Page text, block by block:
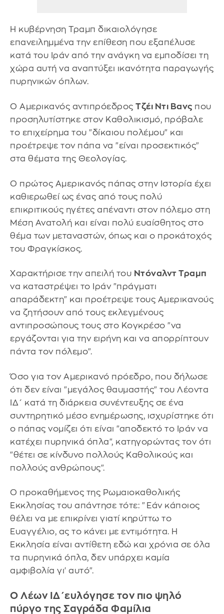
Η κυβέρνηση Τραμπ δικαιολόγησε
επανειλημμένα την επίθεση που εξαπέλυσε
κατά του Ιράν από την ανάγκη να εμποδίσει τη
χώρα αυτή να αναπτύξει ικανότητα παραγωγής
πυρηνικών όπλων.
Ο Αμερικανός αντιπρόεδρος Τζέι Ντι Βανς που
προσηλυτίστηκε στον Καθολικισμό, πρόβαλε
το επιχείρημα του "δίκαιου πολέμου" και
προέτρεψε τον πάπα να "είναι προσεκτικός"
στα θέματα της Θεολογίας.
Ο πρώτος Αμερικανός πάπας στην Ιστορία έχει
καθιερωθεί ως ένας από τους πολύ
επικριτικούς ηγέτες απέναντι στον πόλεμο στη
Μέση Ανατολή και είναι πολύ ευαίσθητος στο
θέμα των μεταναστών, όπως και ο προκάτοχός
του Φραγκίσκος.
Χαρακτήρισε την απειλή του Ντόναλντ Τραμπ
να καταστρέψει το Ιράν "πράγματι
απαράδεκτη" και προέτρεψε τους Αμερικανούς
να ζητήσουν από τους εκλεγμένους
αντιπροσώπους τους στο Κογκρέσο "να
εργάζονται για την ειρήνη και να απορρίπτουν
πάντα τον πόλεμο".
Όσο για τον Αμερικανό πρόεδρο, που δήλωσε
ότι δεν είναι "μεγάλος θαυμαστής" του Λέοντα
ΙΔ΄ κατά τη διάρκεια συνέντευξης σε ένα
συντηρητικό μέσο ενημέρωσης, ισχυρίστηκε ότι
ο πάπας νομίζει ότι είναι "αποδεκτό το Ιράν να
κατέχει πυρηνικά όπλα", κατηγορώντας τον ότι
"θέτει σε κίνδυνο πολλούς Καθολικούς και
πολλούς ανθρώπους".
Ο προκαθήμενος της Ρωμαιοκαθολικής
Εκκλησίας του απάντησε τότε: "Εάν κάποιος
θέλει να με επικρίνει γιατί κηρύττω το
Ευαγγέλιο, ας το κάνει με εντιμότητα. Η
Εκκλησία είναι αντίθετη εδώ και χρόνια σε όλα
τα πυρηνικά όπλα, δεν υπάρχει καμία
αμφιβολία γι' αυτό".
Ο Λέων ΙΔ΄ευλόγησε τον πιο ψηλό
πύργο της Σαγράδα Φαμίλια